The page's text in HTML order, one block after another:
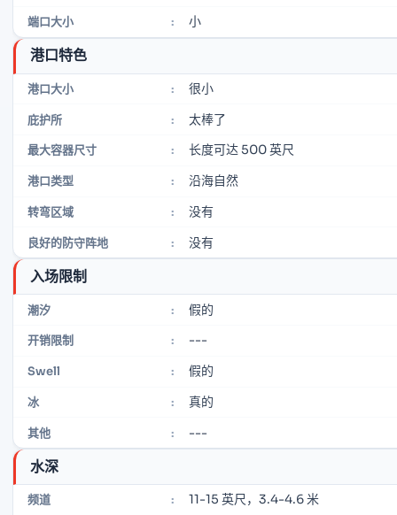
端口大小 : 小
港口特色
港口大小 : 很小
庇护所 : 太棒了
最大容器尺寸 : 长度可达 500 英尺
港口类型 : 沿海自然
转弯区域 : 没有
良好的防守阵地 : 没有
入场限制
潮汐 : 假的
开销限制 : ---
Swell : 假的
冰 : 真的
其他 : ---
水深
频道 : 11-15 英尺，3.4-4.6 米